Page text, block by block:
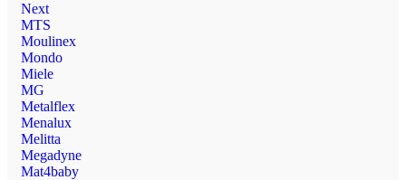
Next
MTS
Moulinex
Mondo
Miele
MG
Metalflex
Menalux
Melitta
Megadyne
Mat4baby